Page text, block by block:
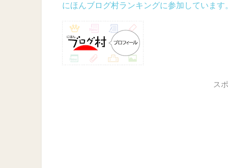
にほんブログ村ランキングに参加しています
ス